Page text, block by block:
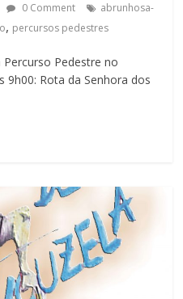
0 Comment
abrunhosa-
, percursos pedestres
Pedestre no
9h00: Rota da Senhora dos